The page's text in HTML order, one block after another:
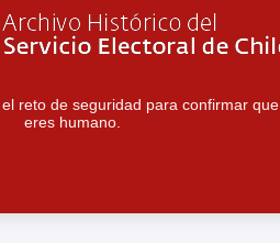
reto de seguridad para confirmar que
eres humano.